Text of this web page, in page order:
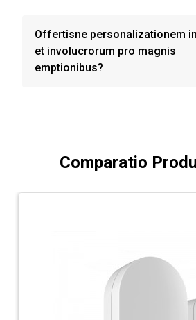
Offertisne personalizationem
et involucrorum pro magnis
emptionibus?
Comparatio